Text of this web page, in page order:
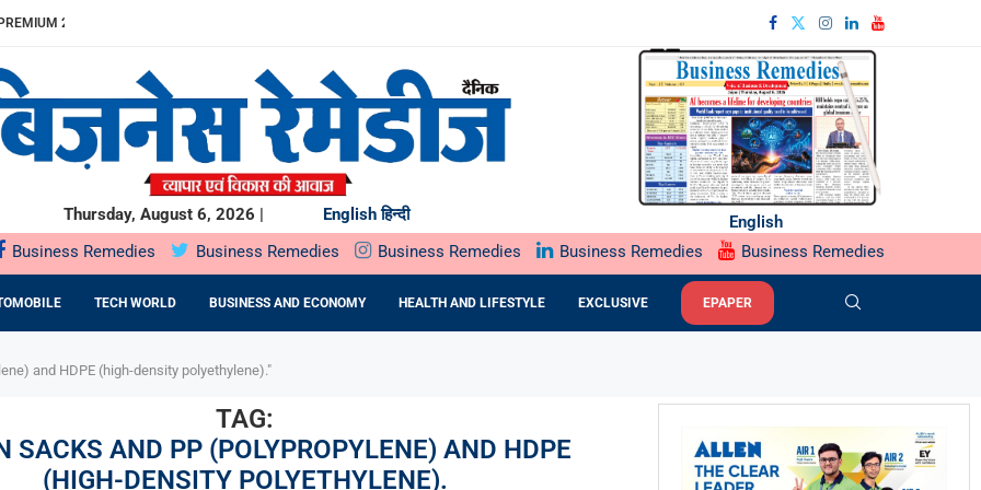
23% बढ़ा
MARGIN...
खुलेगा, 10...
में SOIL HEALTH...
के दौरान...
देगा...
Thursday, August 6, 2026 | English हिन्दी
English
Business Remedies Business Remedies Business Remedies Business Remedies Business Remedies
TECH WORLD BUSINESS AND ECONOMY HEALTH AND LIFESTYLE EXCLUSIVE EPAPER
and HDPE (high-density polyethylene)."
TAG:
SACKS AND PP (POLYPROPYLENE) AND HDPE
(HIGH-DENSITY POLYETHYLENE).